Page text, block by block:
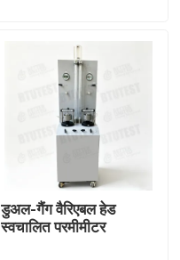
डुअल-गैंग वैरिएबल हेड
स्वचालित परमीमीटर